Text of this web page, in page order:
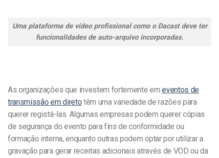
Uma plataforma de vídeo profissional como o Dacast deve ter
funcionalidades de auto-arquivo incorporadas.
As organizações que investem fortemente emeventos de
transmissão em direto têm uma variedade de razões para
querer registá-las. Algumas empresas podem querer cópias
de segurança do evento para fins de conformidade ou
formação interna, enquanto outras podem optar por utilizar a
gravação para gerar receitas adicionais através de VOD ou da